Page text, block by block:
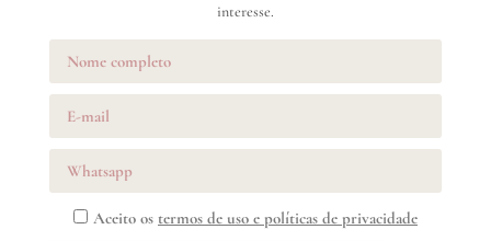
interesse.
Aceito os termos de uso e políticas de privacidade